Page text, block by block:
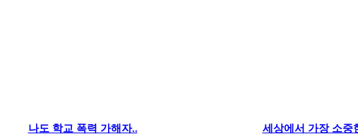
나도 학교 폭력 가해자.. 세상에서 가장 소중